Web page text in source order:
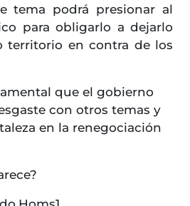
tema podrá presionar al
para obligarlo a dejarlo
territorio en contra de los
que el gobierno
con otros temas y
en la renegociación